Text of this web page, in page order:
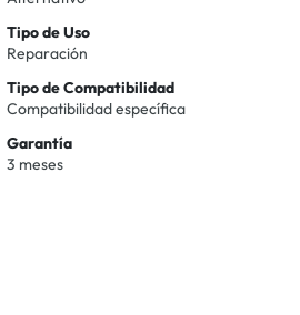
Tipo de Uso
Reparación
Tipo de Compatibilidad
Compatibilidad específica
Garantía
3 meses